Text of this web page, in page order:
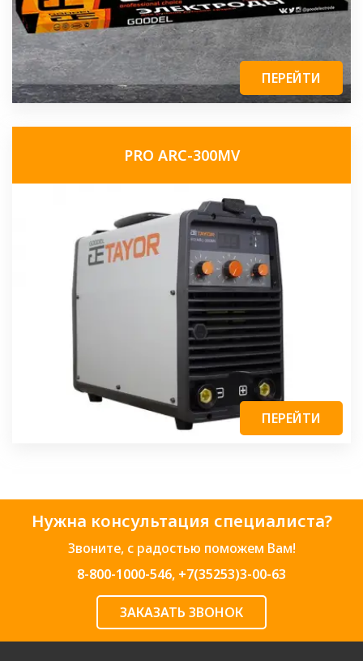
ПЕРЕЙТИ
PRO ARC-300MV
ПЕРЕЙТИ
Нужна консультация специалиста?
Звоните, с радостью поможем Вам!
8-800-1000-546, +7(35253)3-00-63
ЗАКАЗАТЬ ЗВОНОК